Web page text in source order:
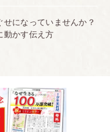
せになっていませんか？
かす伝え方